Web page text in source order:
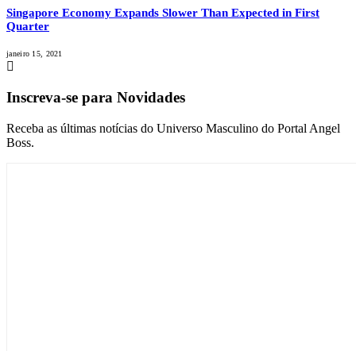
Singapore Economy Expands Slower Than Expected in First
Quarter
janeiro 15, 2021
Inscreva-se para Novidades
Receba as últimas notícias do Universo Masculino do Portal Angel
Boss.